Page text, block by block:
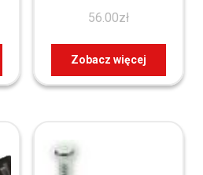
56.00zł
Zobacz więcej